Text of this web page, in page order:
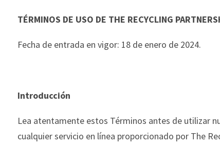
TÉRMINOS DE USO DE THE RECYCLING
Fecha de entrada en vigor: 18 de enero de 2024.
Introducción
Lea atentamente estos Términos antes de utilizar
cualquierservicio en línea proporcionado por The